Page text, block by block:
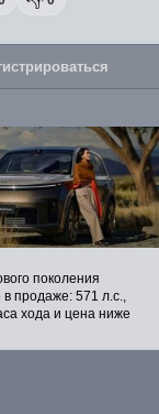
поколения
продаже: 571 л.с.,
хода и цена ниже